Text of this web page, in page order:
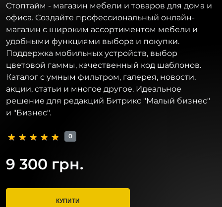
Стоптайм - магазин мебели и товаров для дома и
офиса. Создайте профессиональный онлайн-
магазин с широким ассортиментом мебели и
удобными функциями выбора и покупки.
Поддержка мобильных устройств, выбор
цветовой гаммы, качественный код шаблонов.
Каталог с умным фильтром, галерея, новости,
акции, статьи и многое другое. Идеальное
решение для редакций Битрикс "Малый бизнес"
и "Бизнес".
0
9 300 грн.
КУПИТИ